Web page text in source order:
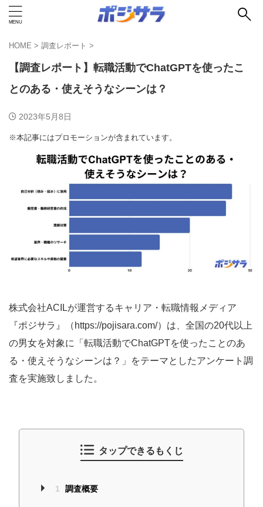
HOME > 調査レポート >
【調査レポート】転職活動でChatGPTを使ったこ
とのある・使えそうなシーンは？
2023年5月8日
※本記事にはプロモーションが含まれています。
株式会社ACILが運営するキャリア・転職情報メディア
『ポジサラ』（https://pojisara.com/）は、全国の20代以上
の男女を対象に「転職活動でChatGPTを使ったことのあ
る・使えそうなシーンは？」をテーマとしたアンケート調
査を実施致しました。
タップできるもくじ
1 調査概要